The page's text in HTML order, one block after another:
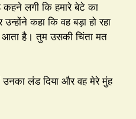
लगी कि हमारे बेटे का
कहा कि वह बड़ा हो रहा
है। तुम उसकी चिंता मत
लंड दिया और वह मेरे मुंह